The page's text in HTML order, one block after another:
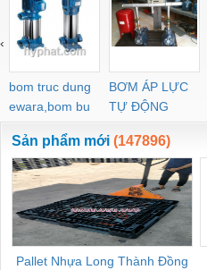
bom truc dung
ewara,bom bu
ewara
BƠM ÁP LỰC
TỰ ĐỘNG
‹
Sản phẩm mới (147896)
Pallet Nhựa Long Thành Đồng